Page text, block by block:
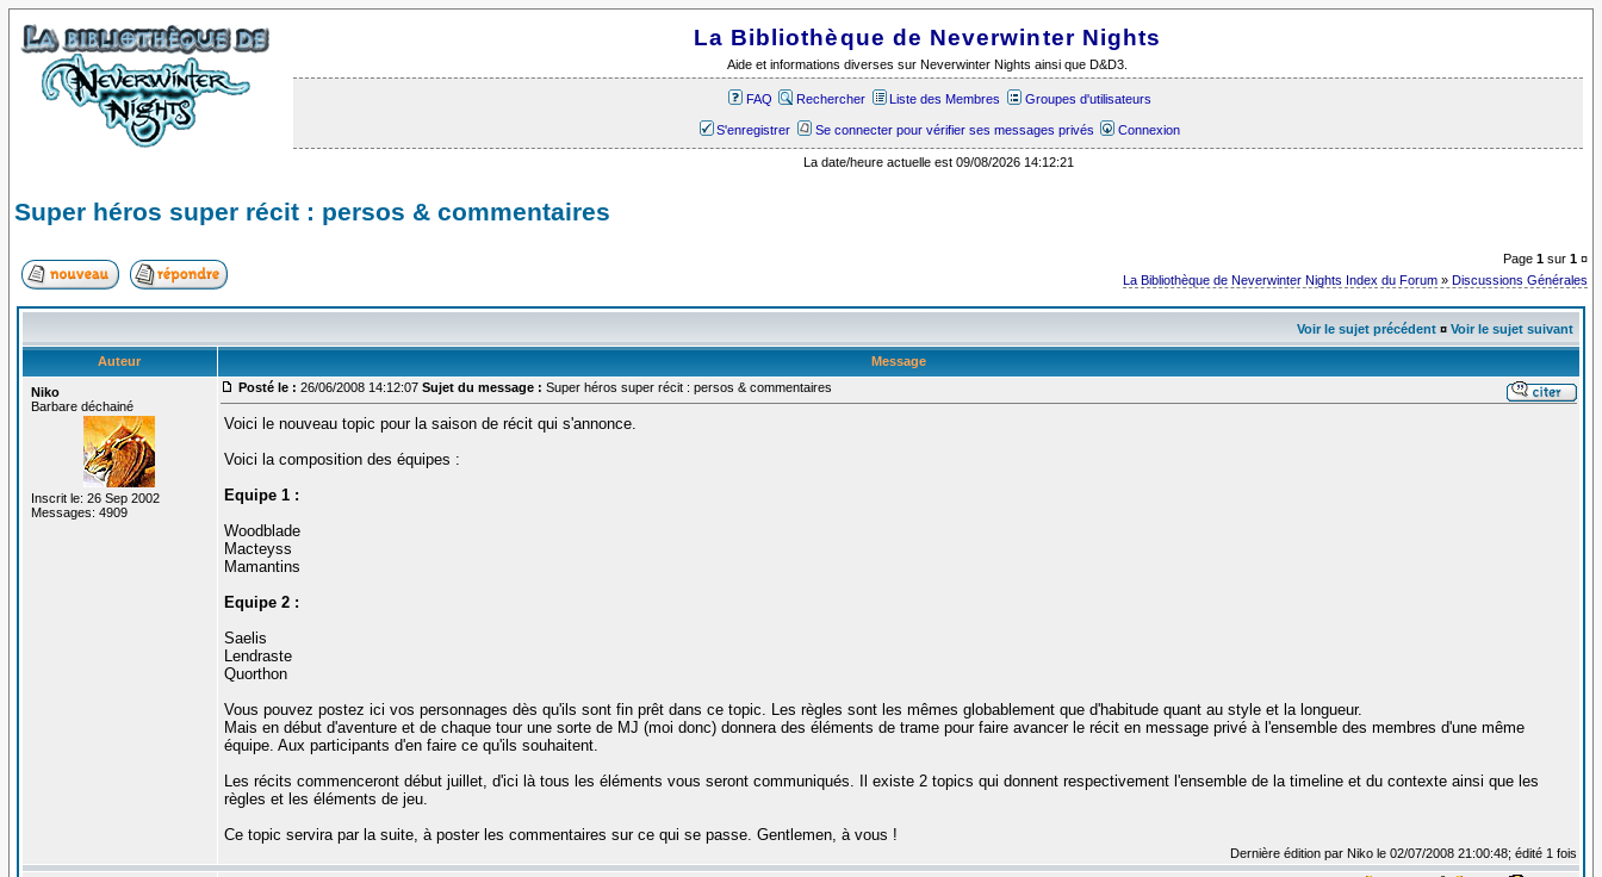
La Bibliothèque de Neverwinter Nights
Aide et informations diverses sur Neverwinter Nights ainsi que D&D3.
FAQ Rechercher Liste des Membres Groupes d'utilisateurs
S'enregistrer Se connecter pour vérifier ses messages privés Connexion
La date/heure actuelle est 09/08/2026 14:12:21
Super héros super récit : persos & commentaires
Page1 sur1 ¤
La Bibliothèque de Neverwinter Nights Index du Forum »Discussions Générales
Voir le sujet précédent¤ Voir le sujet suivant
Auteur Message
Niko
Barbare déchainé
Inscrit le: 26 Sep 2002
Messages: 4909
Posté le : 26/06/2008 14:12:07 Sujet du message : Super héros super récit : persos & commentaires
Voici le nouveau topic pour la saison de récit qui s'annonce.
Voici la composition des équipes :
Equipe 1 :
Woodblade
Macteyss
Mamantins
Equipe 2 :
Saelis
Lendraste
Quorthon
Vous pouvez postez ici vos personnages dès qu'ils sont fin prêt dans ce topic. Les règles sont les mêmes globablement que d'habitude quant au style et la longueur.
Mais en début d'aventure et de chaque tour une sorte de MJ (moi donc) donnera des éléments de trame pour faire avancer le récit en message privé à l'ensemble des membres d'une même
équipe. Aux participants d'en faire ce qu'ils souhaitent.
Les récits commenceront début juillet, d'ici là tous les éléments vous seront communiqués. Il existe 2 topics qui donnent respectivement l'ensemble de la timeline et du contexte ainsi que les
règles et les éléments de jeu.
Ce topic servira par la suite, à poster les commentaires sur ce qui se passe. Gentlemen, à vous !
Dernière édition par Niko le 02/07/2008 21:00:48; édité 1 fois